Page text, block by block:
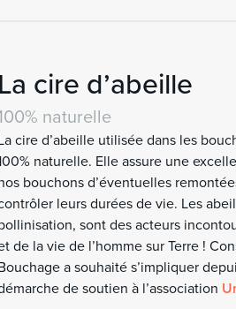
La cire d’abeille
naturelle
cire d’abeille utilisée dans les
naturelle. Elle assure une
bouchons d’éventuelles
leurs durées de vie. Les
sont des acteurs
de la vie de l’homme sur Terre !
a souhaité s’impliquer
de soutien à l’association